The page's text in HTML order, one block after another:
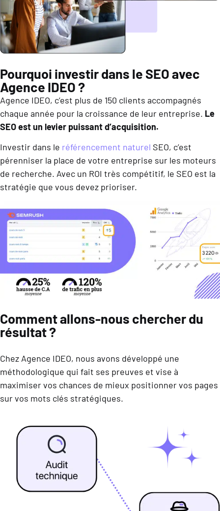
Pourquoi investir dans le SEO avec
Agence IDEO ?
Agence IDEO, c’est plus de 150 clients accompagnés
chaque année pour la croissance de leur entreprise. Le
SEO est un levier puissant d’acquisition.
Investir dans le référencement naturel SEO, c’est
pérenniser la place de votre entreprise sur les moteurs
de recherche. Avec un ROI très compétitif, le SEO est la
stratégie que vous devez prioriser.
Comment allons-nous chercher du
résultat ?
Chez Agence IDEO, nous avons développé une
méthodologique qui fait ses preuves et vise à
maximiser vos chances de mieux positionner vos pages
sur vos mots clés stratégiques.